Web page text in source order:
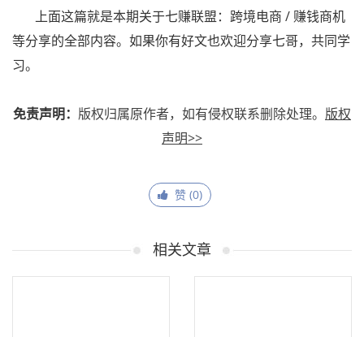
上面这篇就是本期关于七赚联盟：跨境电商 / 赚钱商机
等分享的全部内容。如果你有好文也欢迎分享七哥，共同学
习。
免责声明： 版权归属原作者，如有侵权联系删除处理。 版权
声明>>
赞 (0)
相关文章